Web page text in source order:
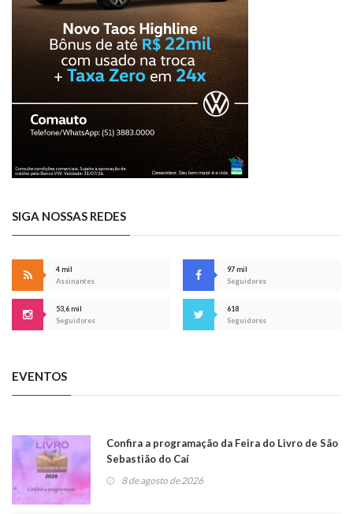
SIGA NOSSAS REDES
4 mil
Assinantes
97 mil
Seguidores
53,6 mil
Seguidores
618
Seguidores
EVENTOS
Confira a programação da Feira do Livro de São
Sebastião do Caí
8 de agosto de 2026